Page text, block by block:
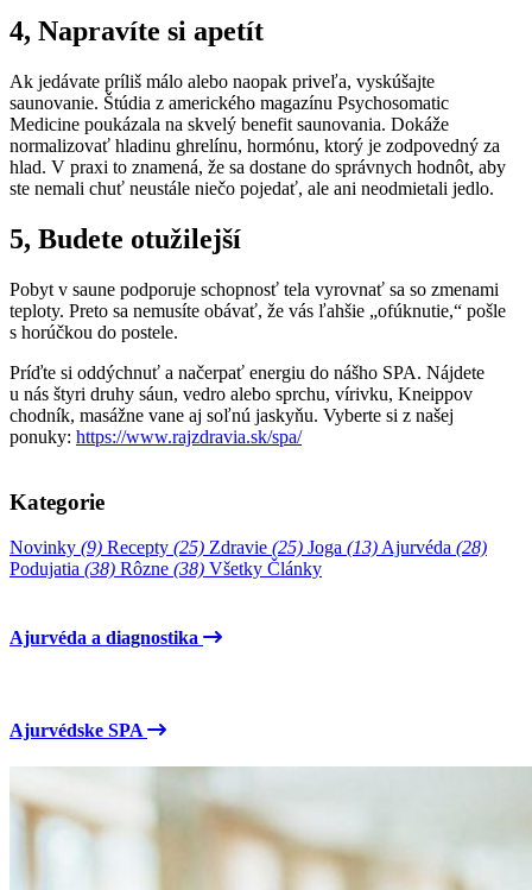
4, Napravíte si apetít
Ak jedávate príliš málo alebo naopak priveľa, vyskúšajte
saunovanie. Štúdia z amerického magazínu Psychosomatic
Medicine poukázala na skvelý benefit saunovania. Dokáže
normalizovať hladinu ghrelínu, hormónu, ktorý je zodpovedný za
hlad. V praxi to znamená, že sa dostane do správnych hodnôt, aby
ste nemali chuť neustále niečo pojedať, ale ani neodmietali jedlo.
5, Budete otužilejší
Pobyt v saune podporuje schopnosť tela vyrovnať sa so zmenami
teploty. Preto sa nemusíte obávať, že vás ľahšie „ofúknutie,“ pošle
s horúčkou do postele.
Príďte si oddýchnuť a načerpať energiu do nášho SPA. Nájdete
u nás štyri druhy sáun, vedro alebo sprchu, vírivku, Kneippov
chodník, masážne vane aj soľnú jaskyňu. Vyberte si z našej
ponuky: https://www.rajzdravia.sk/spa/
Kategorie
Novinky (9) Recepty (25) Zdravie (25) Joga (13) Ajurvéda (28)
Podujatia (38) Rôzne (38) Všetky Články
Ajurvéda a diagnostika
Ajurvédske SPA